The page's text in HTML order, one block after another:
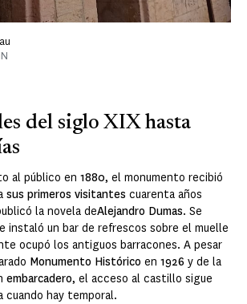
del siglo XIX hasta
al público en 1880, el monumento recibió
sus primeros visitantes cuarenta años
la novela deAlejandro Dumas. Se
instaló un bar de refrescos sobre el muelle
ocupó los antiguos barracones. A pesar
Monumento Histórico en 1926 y de la
embarcadero, el acceso al castillo sigue
cuando hay temporal.